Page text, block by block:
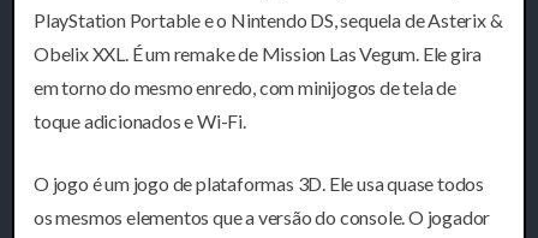
PlayStation Portable e o Nintendo DS, sequela de Asterix &
Obelix XXL. É um remake de Mission Las Vegum. Ele gira
em torno do mesmo enredo, com minijogos de tela de
toque adicionados e Wi-Fi.
O jogo é um jogo de plataformas 3D. Ele usa quase todos
os mesmos elementos que a versão do console. O jogador